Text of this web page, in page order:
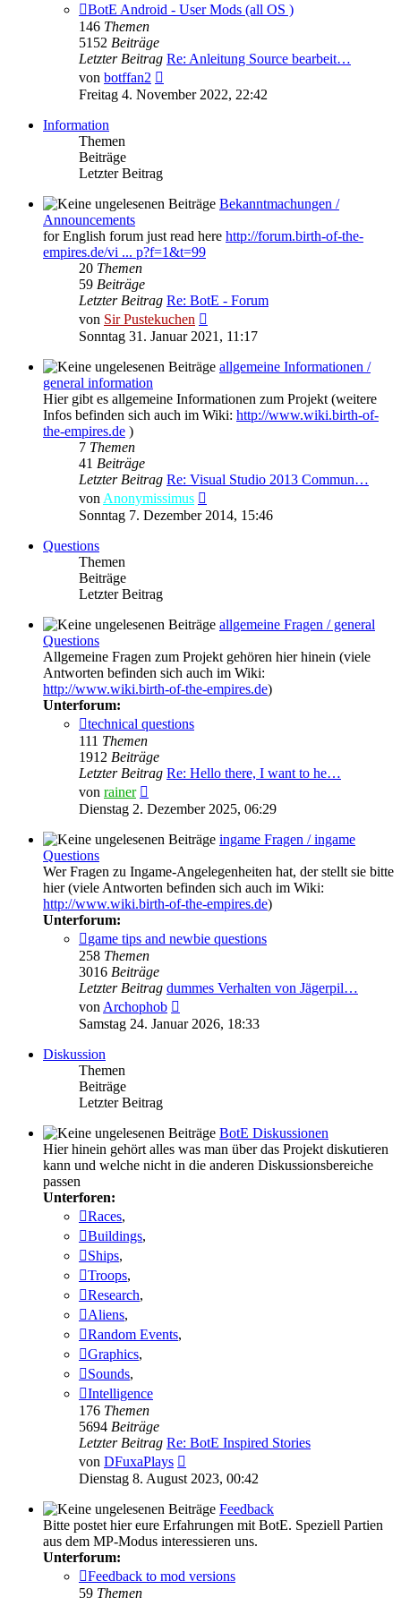
BotE Android - User Mods (all OS )
146 Themen
5152 Beiträge
Letzter Beitrag Re: Anleitung Source bearbeit…
von botffan2
Beitrag
Freitag 4. November 2022, 22:42
Information
Themen
Beiträge
Letzter Beitrag
Bekanntmachungen /
Announcements
for English forum just read here http://forum.birth-of-the-
empires.de/vi ... p?f=1&t=99
20 Themen
59 Beiträge
Letzter Beitrag Re: BotE - Forum
von Sir Pustekuchen
Beitrag
Sonntag 31. Januar 2021, 11:17
allgemeine Informationen /
general information
Hier gibt es allgemeine Informationen zum Projekt (weitere
Infos befinden sich auch im Wiki: http://www.wiki.birth-of-
the-empires.de )
7 Themen
41 Beiträge
Letzter Beitrag Re: Visual Studio 2013 Commun…
von Anonymissimus
Beitrag
Sonntag 7. Dezember 2014, 15:46
Questions
Themen
Beiträge
Letzter Beitrag
allgemeine Fragen / general
Questions
Allgemeine Fragen zum Projekt gehören hier hinein (viele
Antworten befinden sich auch im Wiki:
http://www.wiki.birth-of-the-empires.de)
Unterforum:
technical questions
111 Themen
1912 Beiträge
Letzter Beitrag Re: Hello there, I want to he…
von rainer
Beitrag
Dienstag 2. Dezember 2025, 06:29
ingame Fragen / ingame
Questions
Wer Fragen zu Ingame-Angelegenheiten hat, der stellt sie bitte
hier (viele Antworten befinden sich auch im Wiki:
http://www.wiki.birth-of-the-empires.de)
Unterforum:
game tips and newbie questions
258 Themen
3016 Beiträge
Letzter Beitrag dummes Verhalten von Jägerpil…
von Archophob
Beitrag
Samstag 24. Januar 2026, 18:33
Diskussion
Themen
Beiträge
Letzter Beitrag
BotE Diskussionen
Hier hinein gehört alles was man über das Projekt diskutieren
kann und welche nicht in die anderen Diskussionsbereiche
passen
Unterforen:
Races,
Buildings,
Ships,
Troops,
Research,
Aliens,
Random Events,
Graphics,
Sounds,
Intelligence
176 Themen
5694 Beiträge
Letzter Beitrag Re: BotE Inspired Stories
von DFuxaPlays
Beitrag
Dienstag 8. August 2023, 00:42
Feedback
Bitte postet hier eure Erfahrungen mit BotE. Speziell Partien
aus dem MP-Modus interessieren uns.
Unterforum:
Feedback to mod versions
59 Themen